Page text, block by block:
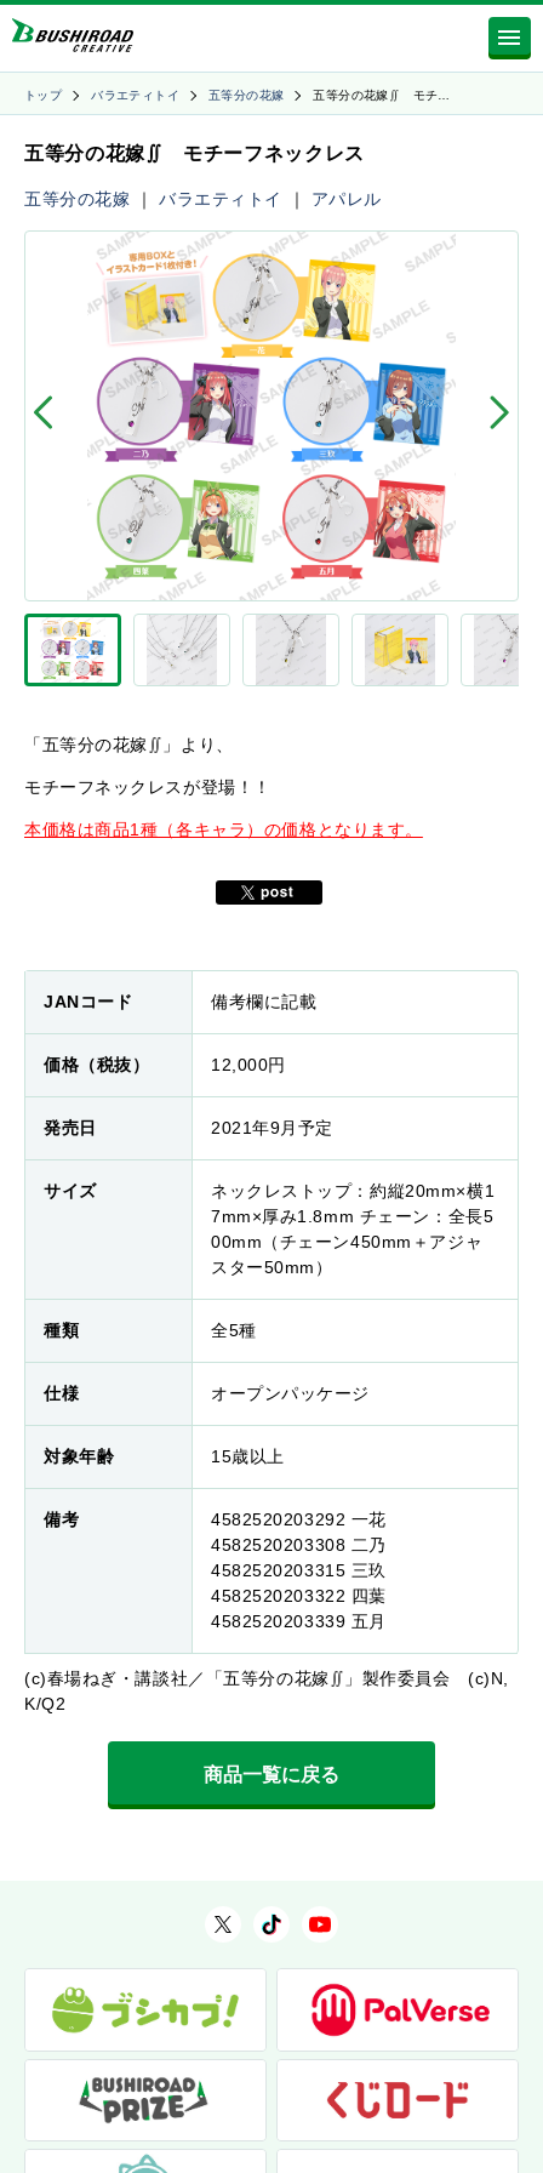
トップ バラエティトイ 五等分の花嫁 五等分の花嫁∬ モチ…
五等分の花嫁∬ モチーフネックレス
五等分の花嫁 ｜バラエティトイ ｜ アパレル
「五等分の花嫁∬」より、
モチーフネックレスが登場！！
本価格は商品1種（各キャラ）の価格となります。
JANコード 備考欄に記載
価格（税抜） 12,000円
発売日 2021年9月予定
サイズ
ネックレストップ：約縦20mm×横1
7mm×厚み1.8mm チェーン：全長5
00mm（チェーン450mm＋アジャ
スター50mm）
種類 全5種
仕様 オープンパッケージ
対象年齢 15歳以上
備考
4582520203292 一花
4582520203308 二乃
4582520203315 三玖
4582520203322 四葉
4582520203339 五月
(c)春場ねぎ・講談社／「五等分の花嫁∬」製作委員会 (c)N,
K/Q2
商品一覧に戻る